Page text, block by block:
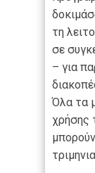
τη
σε
– για
Όλα τα
χρήσης